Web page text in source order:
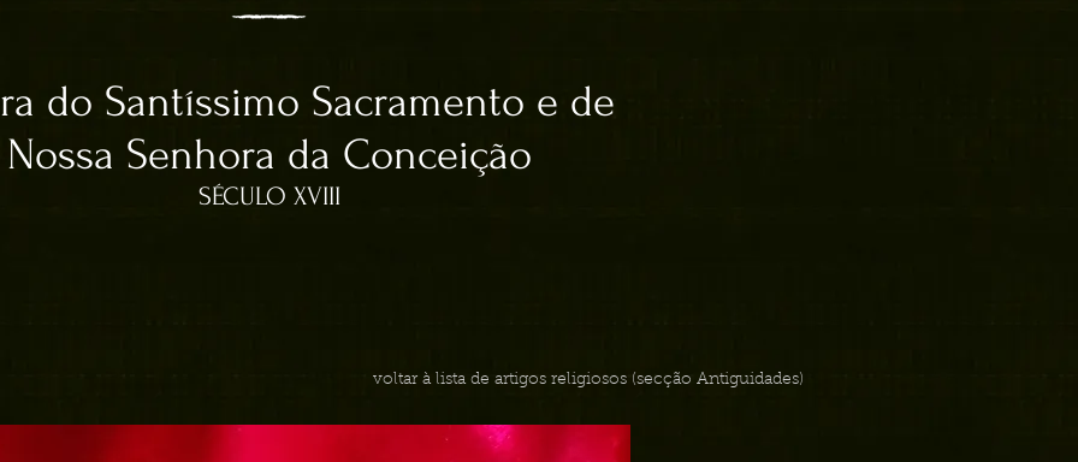
do Santíssimo Sacramento e de
Nossa Senhora da Conceição
SÉCULO XVIII
voltar à lista de artigos religiosos (secção Antiguidades)